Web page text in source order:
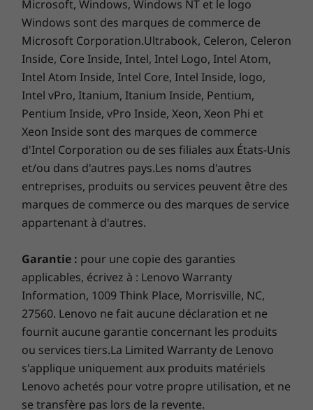
Direct: Your digital content will be delivered directly to your
device during set up; no codes required.
Quad Vent cooling
Quick and quiet Quad Vent cooling in the
IdeaPad Gaming 3 laptop means you'll enjoy
cooling improvements that’ll keep you gaming
on the highest performance settings. Features
like keyboard air intake, larger ventilation rates
RJ45
Entrée d’
alimentationLes vitesses de transfert du port USB sont
approximatives et dépendent de nombreux facteurs, tels
que la capacité de traitement des appareils
hôtes/périphériques, les attributs des fichiers, la
configuration du système et les environnements
d’exploitation; les vitesses réelles varient et peuvent être
inférieures à celles attendues.
Logiciels préinstallés
Lenovo Vantage
Microsoft Office 2019 (essai)
Xbox Game Pass (essai de 3 mois)
Ce qui est dans la boîte
IdeaPad de jeux 3 (15 po AMD)
Guide de démarrage rapide
Adaptateur secteur
Batterie interne
Microsoft, Windows, Windows NT et le logo
Windows sont des marques de commerce de
Microsoft Corporation.Ultrabook, Celeron, Celeron
Inside, Core Inside, Intel, Intel Logo, Intel Atom,
Intel Atom Inside, Intel Core, Intel Inside, logo,
Intel vPro, Itanium, Itanium Inside, Pentium,
Pentium Inside, vPro Inside, Xeon, Xeon Phi et
Xeon Inside sont des marques de commerce
d'Intel Corporation ou de ses filiales aux États-Unis
et/ou dans d'autres pays.Les noms d'autres
entreprises, produits ou services peuvent être des
marques de commerce ou des marques de service
appartenant à d'autres.
Garantie : pour une copie des garanties
applicables, écrivez à : Lenovo Warranty
Information, 1009 Think Place, Morrisville, NC,
27560. Lenovo ne fait aucune déclaration et ne
fournit aucune garantie concernant les produits
ou services tiers.La Limited Warranty de Lenovo
s'applique uniquement aux produits matériels
Lenovo achetés pour votre propre utilisation, et ne
se transfère pas lors de la revente.